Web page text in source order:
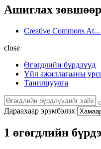
Ашиглах
Creative Commons At...
close
Өгөгдлийн бүрдлүүд
Үйл ажиллагааны
Танилцуулга
Дараахаар эрэмбэлэх
1 өгөгдлийн